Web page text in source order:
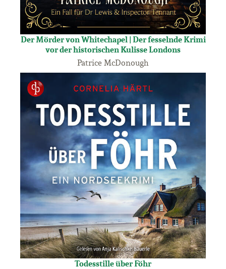
Der Mörder von Whitechapel | Der fesselnde Krimi
vor der historischen Kulisse Londons
Patrice McDonough
Todesstille über Föhr